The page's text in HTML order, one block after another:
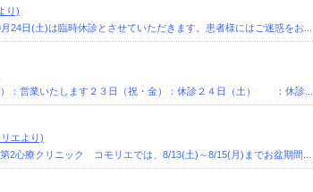
り)
日(土)は臨時休診とさせていただきます。患者様にはご迷惑をお...
：営業いたします２３日（祝・金）：休診２４日（土） ：休診...
エより)
2心療クリニック コモリエでは、8/13(土)～8/15(月)までお盆期間...